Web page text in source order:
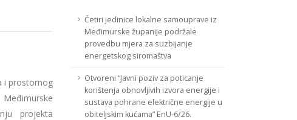
i prostornog
projekta
Četiri jedinice lokalne samouprave iz
Međimurske županije podržale
provedbu mjera za suzbijanje
energetskog siromaštva
Otvoreni “Javni poziv za poticanje
korištenja obnovljivih izvora energije i
sustava pohrane električne energije u
obiteljskim kućama” EnU-6/26.